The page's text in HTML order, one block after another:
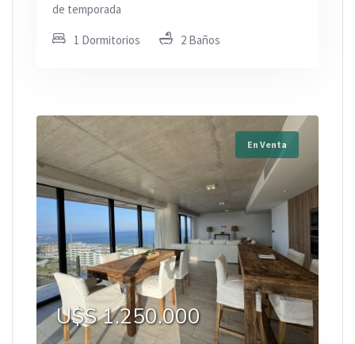
de temporada
1 Dormitorios 2 Baños
En Venta
U$S 1.250.000